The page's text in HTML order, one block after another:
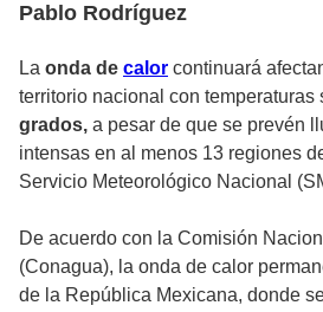
Pablo Rodríguez
La onda de calor continuará
territorio nacional con temperaturas
grados, a pesar de que se prevén
intensas en al menos 13 regiones
Servicio Meteorológico Nacional
De acuerdo con la Comisión
(Conagua), la onda de calor
de la República Mexicana, donde